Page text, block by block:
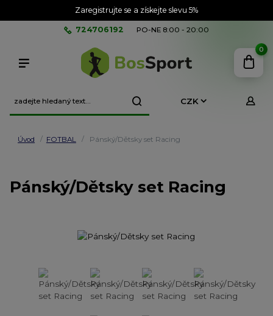
Zaregistrujte se a získejte slevu 5%
CZK
724706192 PO-NE 8:00 - 20:00
0
Úvod FOTBAL Pánský/Dětsky set Racing
Pánský/Dětsky set Racing